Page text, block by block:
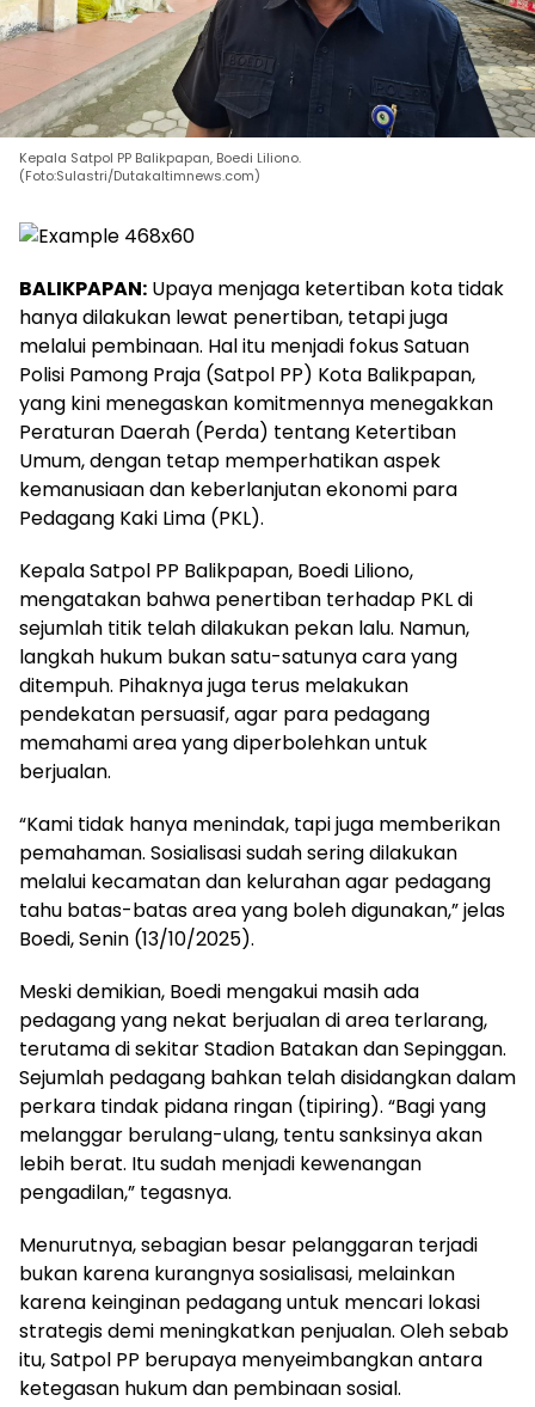
Kepala Satpol PP Balikpapan, Boedi Liliono.
(Foto:Sulastri/Dutakaltimnews.com)
BALIKPAPAN: Upaya menjaga ketertiban kota tidak
hanya dilakukan lewat penertiban, tetapi juga
melalui pembinaan. Hal itu menjadi fokus Satuan
Polisi Pamong Praja (Satpol PP) Kota Balikpapan,
yang kini menegaskan komitmennya menegakkan
Peraturan Daerah (Perda) tentang Ketertiban
Umum, dengan tetap memperhatikan aspek
kemanusiaan dan keberlanjutan ekonomi para
Pedagang Kaki Lima (PKL).
Kepala Satpol PP Balikpapan, Boedi Liliono,
mengatakan bahwa penertiban terhadap PKL di
sejumlah titik telah dilakukan pekan lalu. Namun,
langkah hukum bukan satu-satunya cara yang
ditempuh. Pihaknya juga terus melakukan
pendekatan persuasif, agar para pedagang
memahami area yang diperbolehkan untuk
berjualan.
“Kami tidak hanya menindak, tapi juga memberikan
pemahaman. Sosialisasi sudah sering dilakukan
melalui kecamatan dan kelurahan agar pedagang
tahu batas-batas area yang boleh digunakan,” jelas
Boedi, Senin (13/10/2025).
Meski demikian, Boedi mengakui masih ada
pedagang yang nekat berjualan di area terlarang,
terutama di sekitar Stadion Batakan dan Sepinggan.
Sejumlah pedagang bahkan telah disidangkan dalam
perkara tindak pidana ringan (tipiring). “Bagi yang
melanggar berulang-ulang, tentu sanksinya akan
lebih berat. Itu sudah menjadi kewenangan
pengadilan,” tegasnya.
Menurutnya, sebagian besar pelanggaran terjadi
bukan karena kurangnya sosialisasi, melainkan
karena keinginan pedagang untuk mencari lokasi
strategis demi meningkatkan penjualan. Oleh sebab
itu, Satpol PP berupaya menyeimbangkan antara
ketegasan hukum dan pembinaan sosial.